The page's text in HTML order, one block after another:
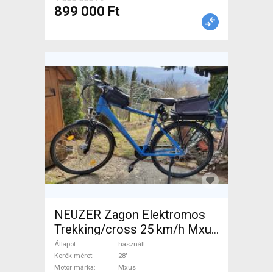
899 000 Ft
NEUZER Zagon Elektromos
Trekking/cross 25 km/h Mxus
0-400 Wh használt ELADÓ
Állapot
használt
Kerék méret
28"
Motor márka
Mxus